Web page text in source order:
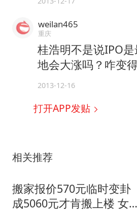
weilan465
重庆
桂浩明不是说IPO
地会大涨吗？咋变
2013-12-16
打开APP发贴
相关推荐
搬家报价570元临时变卦
成5060元才肯搬上楼 女子